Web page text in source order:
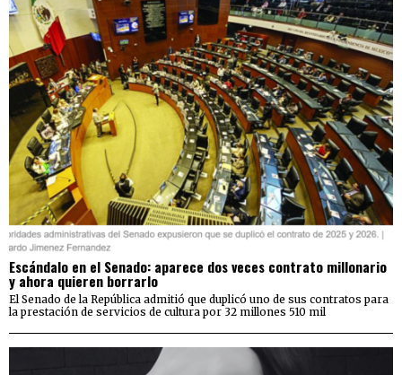
Escándalo en el Senado: aparece dos veces contrato millonario
y ahora quieren borrarlo
El Senado de la República admitió que duplicó uno de sus contratos para
la prestación de servicios de cultura por 32 millones 510 mil